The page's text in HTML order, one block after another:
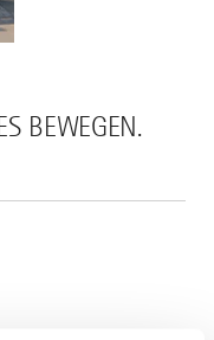
BEWEGEN.